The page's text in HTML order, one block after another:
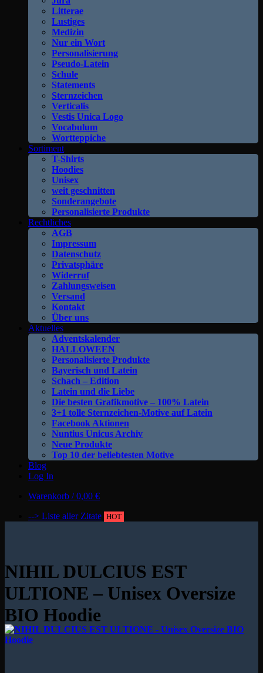
Litterae
Lustiges
Medizin
Nur ein Wort
Personalisierung
Pseudo-Latein
Schule
Statements
Sternzeichen
Verticalis
Vestis Unica Logo
Vocabulum
Wortteppiche
Sortiment
T-Shirts
Hoodies
Unisex
weit geschnitten
Sonderangebote
Personalisierte Produkte
Rechtliches
AGB
Impressum
Datenschutz
Privatsphäre
Widerruf
Zahlungsweisen
Versand
Kontakt
Über uns
Aktuelles
Adventskalender
HALLOWEEN
Personalisierte Produkte
Bayerisch und Latein
Schach – Edition
Latein und die Liebe
Die besten Grafikmotive – 100% Latein
3+1 tolle Sternzeichen-Motive auf Latein
Facebook Aktionen
Nuntius Unicus Archiv
Neue Produkte
Top 10 der beliebtesten Motive
Blog
Log In
Warenkorb /0,00 €
--> Liste aller Zitate HOT
NIHIL DULCIUS EST
ULTIONE – Unisex Oversize
BIO Hoodie